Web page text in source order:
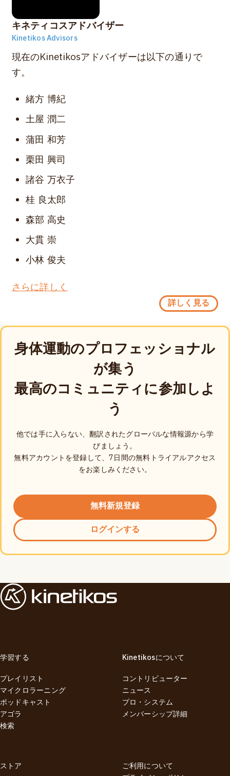
キネティコスアドバイザー
Kinetikos Advisors
現在のKinetikosアドバイザーは以下の通りで
す。
緒方 博紀
土屋 潤二
蒲田 和芳
栗田 興司
諸谷 万衣子
桂 良太郎
森部 高史
大貫 崇
小林 俊夫
さらに詳しく
詳しく見る
身体運動のプロフェッショナル
が集う
最高のコミュニティに参加しよ
う
他では手に入らない、翻訳されたグローバルな情報源から学
びましょう。
無料アカウントを登録して、7日間の無料トライアルアクセス
をお楽しみください。
無料新規登録
ログインする
学習する
プレイリスト
マイクロラーニング
ポッドキャスト
アゴラ
検索
Kinetikosについて
コントリビューター
ニュース
プロ・システム
メンバーシップ詳細
ストア
ご利用について